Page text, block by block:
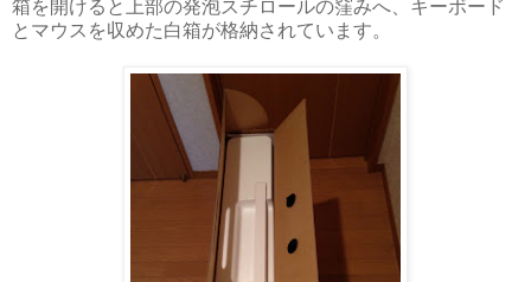
箱を開けると上部の発泡スチロールの窪みへ、キーボード
とマウスを収めた白箱が格納されています。